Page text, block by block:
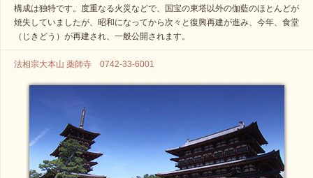
構成は独特です。度重なる火災などで、国宝の東塔以外の伽藍のほとんどが
焼失していましたが、昭和になってから次々と復興再建が進み、今年、食堂
（じきどう）が再建され、一般公開されます。
法相宗大本山 薬師寺 0742-33-6001